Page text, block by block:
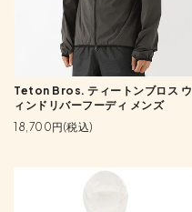
Teton Bros. ティートンブロス ウ
ィンドリバーフーディ メンズ
18,700円(税込)